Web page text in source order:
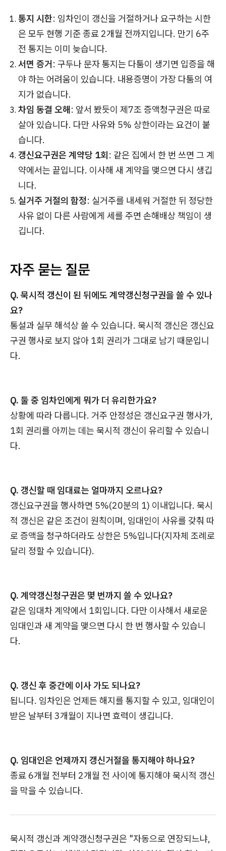
통지 시한: 임차인이 갱신을 거절하거나 요구하는 시한
은 모두 현행 기준 종료 2개월 전까지입니다. 만기 6주
전 통지는 이미 늦습니다.
서면 증거: 구두나 문자 통지는 다툼이 생기면 입증을 해
야 하는 어려움이 있습니다. 내용증명이 가장 다툼의 여
지가 없습니다.
차임 동결 오해: 앞서 봤듯이 제7조 증액청구권은 따로
살아 있습니다. 다만 사유와 5% 상한이라는 요건이 붙
습니다.
갱신요구권은 계약당 1회: 같은 집에서 한 번 쓰면 그 계
약에서는 끝입니다. 이사해 새 계약을 맺으면 다시 생깁
니다.
실거주 거절의 함정: 실거주를 내세워 거절한 뒤 정당한
사유 없이 다른 사람에게 세를 주면 손해배상 책임이 생
깁니다.
자주 묻는 질문
Q. 묵시적 갱신이 된 뒤에도 계약갱신청구권을 쓸 수 있나
요?
통설과 실무 해석상 쓸 수 있습니다. 묵시적 갱신은 갱신요
구권 행사로 보지 않아 1회 권리가 그대로 남기 때문입니
다.
Q. 둘 중 임차인에게 뭐가 더 유리한가요?
상황에 따라 다릅니다. 거주 안정성은 갱신요구권 행사가,
1회 권리를 아끼는 데는 묵시적 갱신이 유리할 수 있습니
다.
Q. 갱신할 때 임대료는 얼마까지 오르나요?
갱신요구권을 행사하면 5%(20분의 1) 이내입니다. 묵시
적 갱신은 같은 조건이 원칙이며, 임대인이 사유를 갖춰 따
로 증액을 청구하더라도 상한은 5%입니다(지자체 조례로
달리 정할 수 있습니다).
Q. 계약갱신청구권은 몇 번까지 쓸 수 있나요?
같은 임대차 계약에서 1회입니다. 다만 이사해서 새로운
임대인과 새 계약을 맺으면 다시 한 번 행사할 수 있습니
다.
Q. 갱신 후 중간에 이사 가도 되나요?
됩니다. 임차인은 언제든 해지를 통지할 수 있고, 임대인이
받은 날부터 3개월이 지나면 효력이 생깁니다.
Q. 임대인은 언제까지 갱신거절을 통지해야 하나요?
종료 6개월 전부터 2개월 전 사이에 통지해야 묵시적 갱신
을 막을 수 있습니다.
묵시적 갱신과 계약갱신청구권은 "자동으로 연장되느냐,